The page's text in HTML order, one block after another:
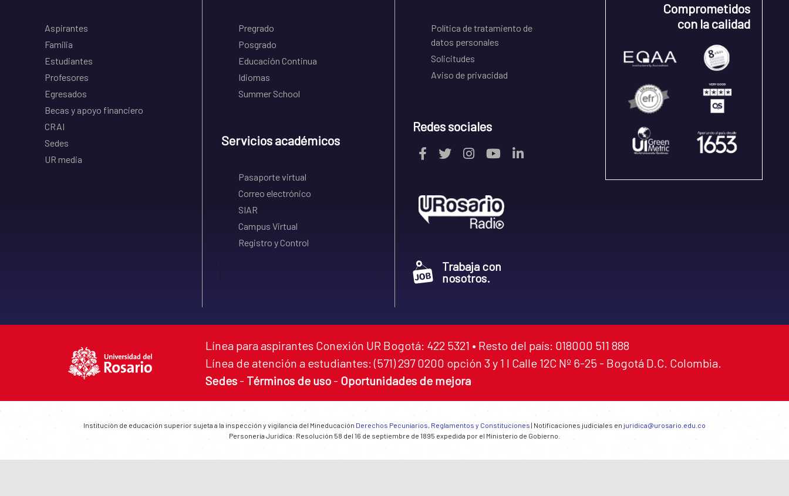
Aspirantes
Familia
Estudiantes
Profesores
Egresados
Becas y apoyo financiero
CRAI
Sedes
UR media
Pregrado
Posgrado
Educación Continua
Idiomas
Summer School
Servicios académicos
Pasaporte virtual
Correo electrónico
SIAR
Campus Virtual
Registro y Control
Política de tratamiento de
datos personales
Solicitudes
Aviso de privacidad
Redes sociales
Trabaja con
nosotros.
Comprometidos
con la calidad
Línea para aspirantes Conexión UR Bogotá: 422 5321 • Resto del país: 018000 511 888
Línea de atención a estudiantes: (571) 297 0200 opción 3 y 1 I Calle 12C Nº 6-25 - Bogotá D.C. Colombia.
Sedes - Términos de uso - Oportunidades de mejora
Institución de educación superior sujeta a la inspección y vigilancia del Mineducación Derechos Pecuniarios, Reglamentos y Constituciones | Notificaciones judiciales en juridica@urosario.edu.co
Personería Jurídica: Resolución 58 del 16 de septiembre de 1895 expedida por el Ministerio de Gobierno.